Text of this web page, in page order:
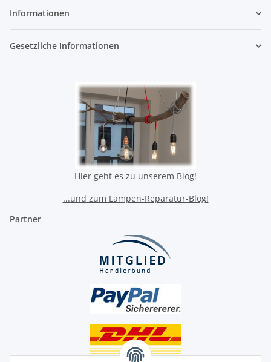
Informationen
Gesetzliche Informationen
Hier geht es zu unserem Blog!
...und zum Lampen-Reparatur-Blog!
Partner